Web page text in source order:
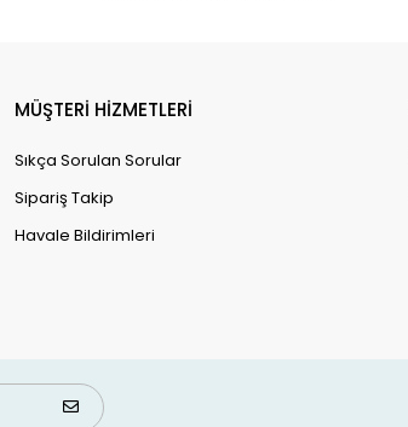
MÜŞTERİ HİZMETLERİ
Sıkça Sorulan Sorular
Sipariş Takip
Havale Bildirimleri